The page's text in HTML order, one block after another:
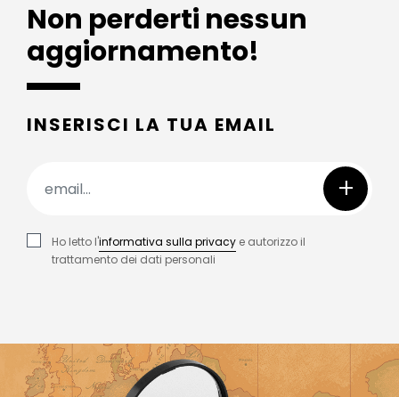
Non perderti nessun
aggiornamento!
INSERISCI LA TUA EMAIL
+
Ho letto l'informativa sulla privacy e autorizzo il
trattamento dei dati personali